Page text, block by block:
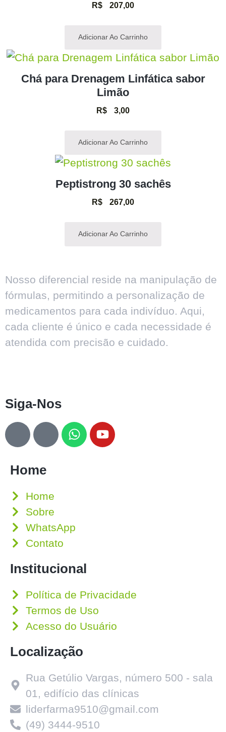
R$ 207,00
Adicionar Ao Carrinho
Chá para Drenagem Linfática sabor
Limão
R$ 3,00
Adicionar Ao Carrinho
Peptistrong 30 sachês
R$ 267,00
Adicionar Ao Carrinho
Nosso diferencial reside na manipulação de
fórmulas, permitindo a personalização de
medicamentos para cada indivíduo. Aqui,
cada cliente é único e cada necessidade é
atendida com precisão e cuidado.
Siga-Nos
Home
Home
Sobre
WhatsApp
Contato
Institucional
Política de Privacidade
Termos de Uso
Acesso do Usuário
Localização
Rua Getúlio Vargas, número 500 - sala
01, edifício das clínicas
liderfarma9510@gmail.com
(49) 3444-9510